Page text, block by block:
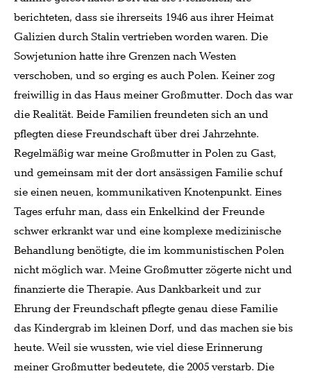
berichteten, dass sie ihrerseits 1946 aus ihrer Heimat
Galizien durch Stalin vertrieben worden waren. Die
Sowjetunion hatte ihre Grenzen nach Westen
verschoben, und so erging es auch Polen. Keiner zog
freiwillig in das Haus meiner Großmutter. Doch das war
die Realität. Beide Familien freundeten sich an und
pflegten diese Freundschaft über drei Jahrzehnte.
Regelmäßig war meine Großmutter in Polen zu Gast,
und gemeinsam mit der dort ansässigen Familie schuf
sie einen neuen, kommunikativen Knotenpunkt. Eines
Tages erfuhr man, dass ein Enkelkind der Freunde
schwer erkrankt war und eine komplexe medizinische
Behandlung benötigte, die im kommunistischen Polen
nicht möglich war. Meine Großmutter zögerte nicht und
finanzierte die Therapie. Aus Dankbarkeit und zur
Ehrung der Freundschaft pflegte genau diese Familie
das Kindergrab im kleinen Dorf, und das machen sie bis
heute. Weil sie wussten, wie viel diese Erinnerung
meiner Großmutter bedeutete, die 2005 verstarb. Die